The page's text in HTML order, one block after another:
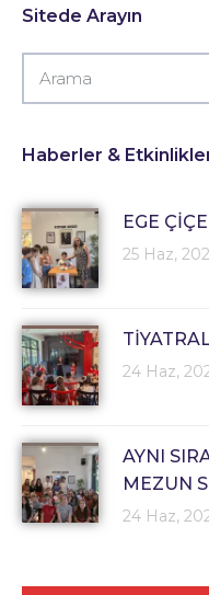
Sitede Arayın
Haberler &
EGE
25 Haz,
24 Haz,
AYNI
MEZUN
24 Haz,